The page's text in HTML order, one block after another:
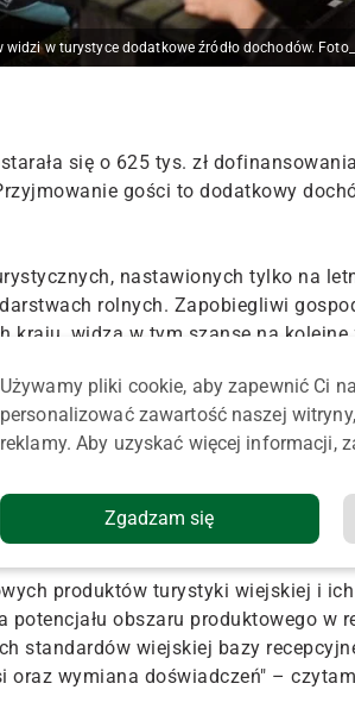
widzi w turystyce dodatkowe źródło dochodów.
się o 625 tys. zł
gości to dodatkowy
nastawionych tylko na
rolnych. Zapobiegliwi
widzą w tym szansę na kolejne
Organizacja Turystyczna będzie
– Krajowa Sieć Obszarów
ramach Programu Rozwoju
wrzesień i ma na celu
produktów turystyki wiejskiej i
obszaru produktowego w
standardów wiejskiej bazy
wymiana doświadczeń" –
Używamy pliki cookie, aby zapewnić Ci
personalizować zawartość naszej
reklamy. Aby uzyskać więcej informacji,
Zgadzam się